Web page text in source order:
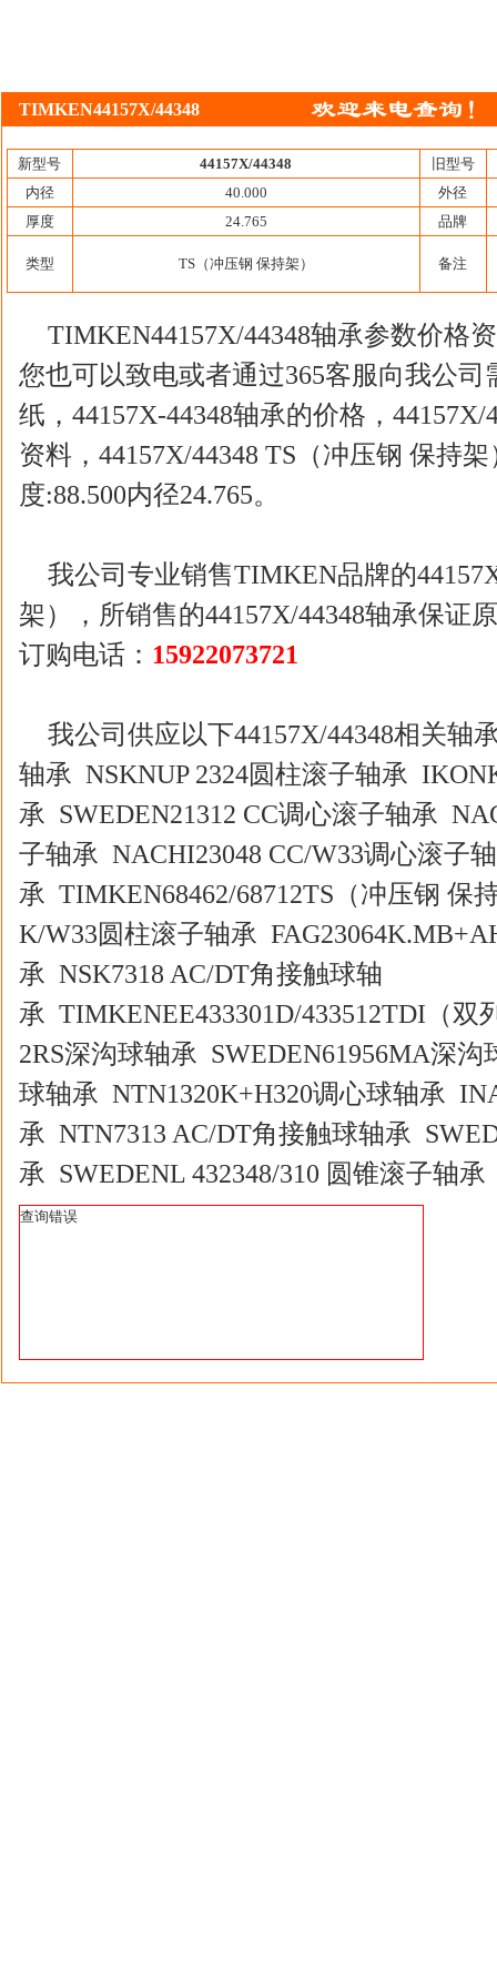
TIMKEN44157X/44348
新型号 44157X/44348
旧型号
内径
40.000
外径
厚度
24.765 品牌
类型 TS（冲压钢 保持架） 备注
TIMKEN44157X/44348轴承参数价格
您也可以致电或者通过365客服向我公司
纸，44157X-44348轴承的价格，
资料，44157X/44348 TS（冲压钢 保持
度:88.500内径24.765。
我公司专业销售TIMKEN品牌的
架），所销售的44157X/44348轴承保证
订购电话： 15922073721
我公司供应以下44157X/44348相关轴
轴承 NSKNUP 2324圆柱滚子轴承
承 SWEDEN21312 CC调心滚子轴承
子轴承 NACHI23048 CC/W33调心滚子轴
承 TIMKEN68462/68712TS（冲压钢 保
K/W33圆柱滚子轴承
承 NSK7318 AC/DT角接触球轴
承 TIMKENEE433301D/433512TDI（双
2RS深沟球轴承 SWEDEN61956MA深
球轴承 NTN1320K+H320调心球轴承
承 NTN7313 AC/DT角接触球轴承
承 SWEDENL 432348/310 圆锥滚子轴
查询错误